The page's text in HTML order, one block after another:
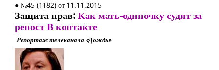
● №45 (1182) от 11.11.2015
Защита прав:Как мать-одиночку судят за
репост В контакте
Репортаж телеканала «Дождь»